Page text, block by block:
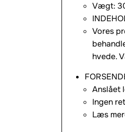
Vægt:
Vores
hvede.
Anslået
Ingen
Læs